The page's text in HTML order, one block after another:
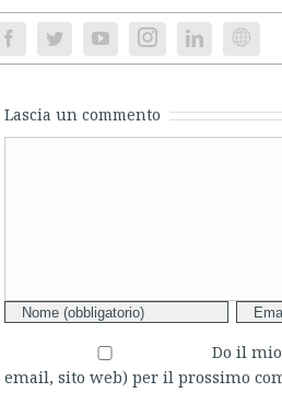
Instagram Website
Lascia un commento
Do il
email, sito web) per il prossimo